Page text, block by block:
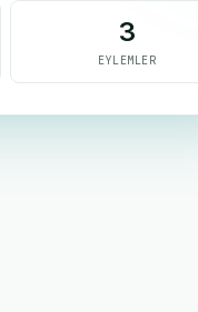
3
EYLEMLER